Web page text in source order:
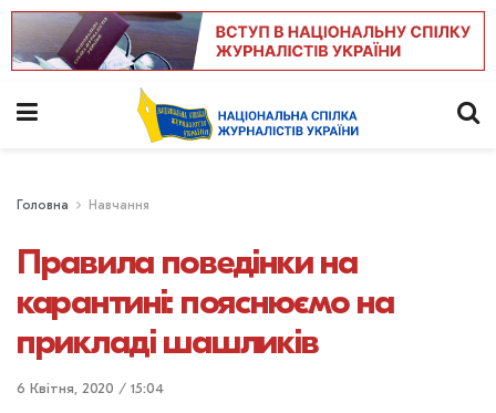
Головна Навчання
Правила поведінки на
карантині: пояснюємо на
прикладі шашликів
6 Квітня, 2020 / 15:04